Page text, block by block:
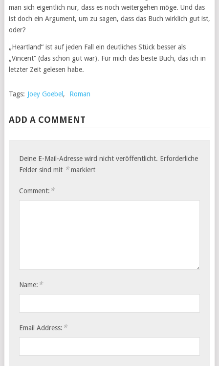
man sich eigentlich nur, dass es noch weitergehen möge. Und das
ist doch ein Argument, um zu sagen, dass das Buch wirklich gut ist,
oder?
„Heartland“ ist auf jeden Fall ein deutliches Stück besser als
„Vincent“ (das schon gut war). Für mich das beste Buch, das ich in
letzter Zeit gelesen habe.
Tags: Joey Goebel , Roman
ADD A COMMENT
Deine E-Mail-Adresse wird nicht veröffentlicht. Erforderliche
Felder sind mit *markiert
Comment: *
Name: *
Email Address: *